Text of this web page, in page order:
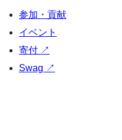
参加・貢献
イベント
寄付 ↗
Swag ↗